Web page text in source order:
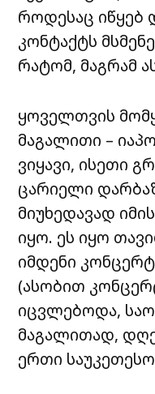
როდესაც იწყებ
კონტაქტს
რატომ, მაგრამ
ყოველთვის
მაგალითი –
ვიყავი, ისეთი
ცარიელი
მიუხედავად
იყო. ეს იყო
იმდენი
(ასობით
იცვლებოდა,
მაგალითად,
ერთი საუკეთესო